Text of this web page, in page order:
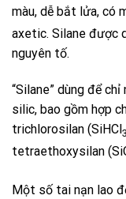
màu, dễ bắt lửa, có
axetic. Silane được
nguyên tố.
“Silane” dùng để
silic, bao gồm hợp
trichlorosilan (SiHCl3
tetraethoxysilan
Một số tai nạn lao